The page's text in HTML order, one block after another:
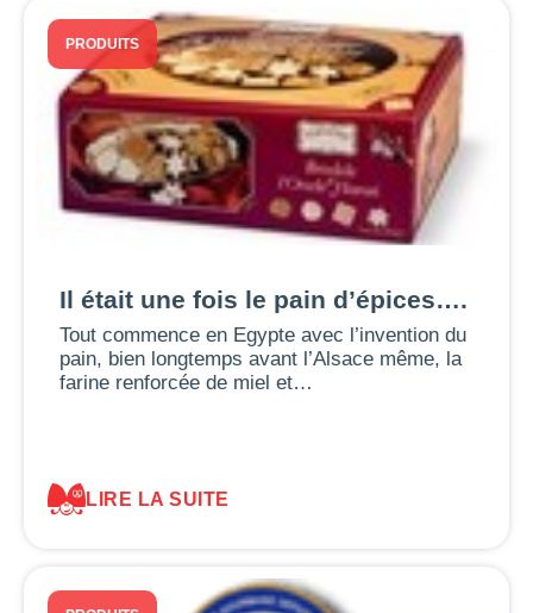
PRODUITS
Il était une fois le pain d’épices….
Tout commence en Egypte avec l’invention du
pain, bien longtemps avant l’Alsace même, la
farine renforcée de miel et…
LIRE LA SUITE